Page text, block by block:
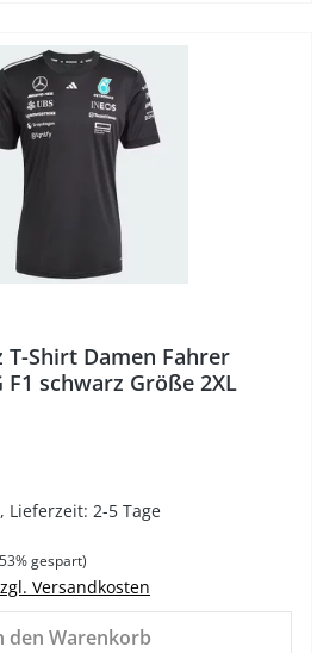
T-Shirt Damen Fahrer
F1 schwarz Größe 2XL
Lieferzeit: 2-5 Tage
gespart)
Versandkosten
den Warenkorb